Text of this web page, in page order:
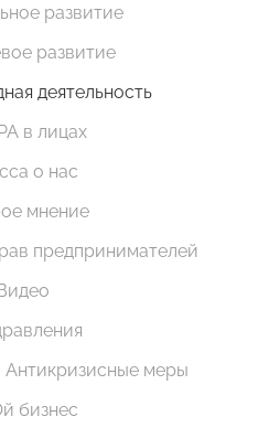
развитие
развитие
деятельность
в лицах
о нас
мнение
предпринимателей
меры
бизнес